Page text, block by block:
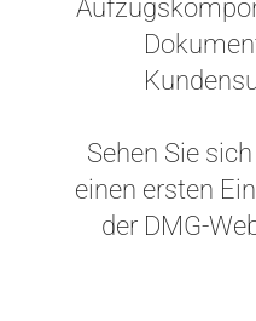
Sehen Sie
einen ersten
der DMG-